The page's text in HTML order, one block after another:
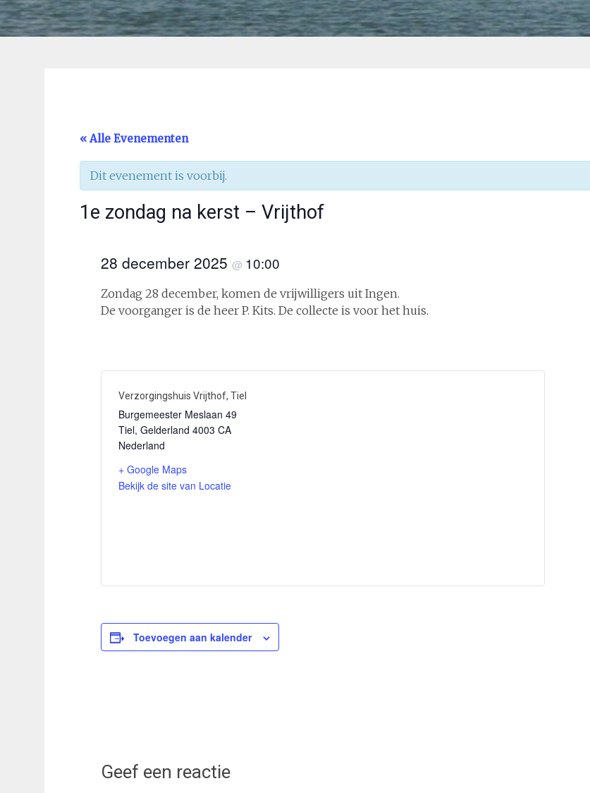
« Alle Evenementen
Dit evenement is voorbij.
1e zondag na kerst – Vrijthof
28 december 2025 @ 10:00
Zondag 28 december, komen de vrijwilligers uit Ingen.
De voorganger is de heer P. Kits. De collecte is voor het huis.
Verzorgingshuis Vrijthof, Tiel
Burgemeester Meslaan 49
Tiel, Gelderland 4003 CA
Nederland
+ Google Maps
Bekijk de site van Locatie
Toevoegen aan kalender
Geef een reactie